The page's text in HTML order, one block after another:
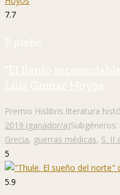
7.7
P. plebe
"El llanto
Luis Gomar Hoyos
Premio Hislibris literatura
2019 (ganador/a)Subgéneros:
Grecia, guerras médicas, S. II
5
5.9